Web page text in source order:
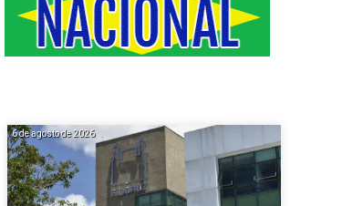
6 de agosto de 2026